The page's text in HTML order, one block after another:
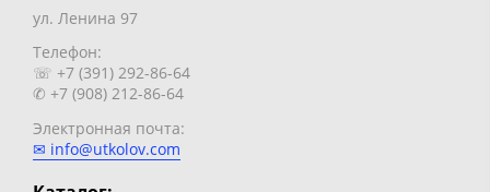
ул. Ленина 97
Телефон:
☏ +7 (391) 292-86-64
✆ +7 (908) 212-86-64
Электронная почта:
✉ info@utkolov.com